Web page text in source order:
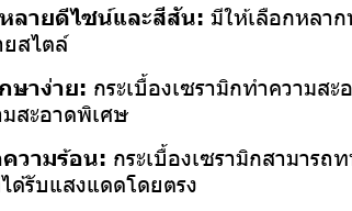
ลายดีไซน์และสีสัน: มีให้เลือกหลา
สไตล์
ษาง่าย: กระเบื้องเซรามิกทำความส
สะอาดพิเศษ
วามร้อน: กระเบื้องเซรามิกสามาร
รับแสงแดดโดยตรง